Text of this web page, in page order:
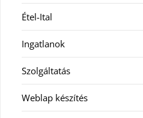
Étel-Ital
Ingatlanok
Szolgáltatás
Weblap készítés